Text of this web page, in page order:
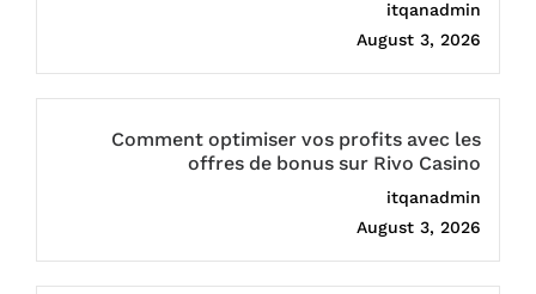
itqanadmin
August 3, 2026
Comment optimiser vos profits avec les
offres de bonus sur Rivo Casino
itqanadmin
August 3, 2026